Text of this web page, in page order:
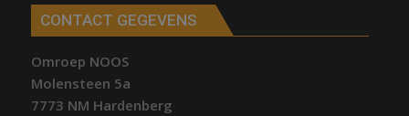
CONTACT GEGEVENS
Omroep NOOS
Molensteen 5a
7773 NM Hardenberg